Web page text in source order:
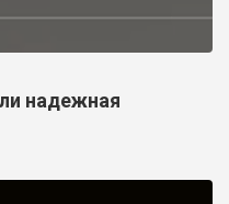
надежная